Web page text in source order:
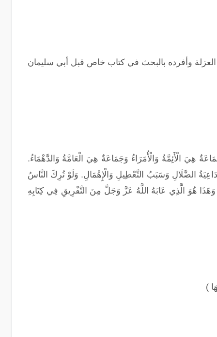
وأفرده بالبحث في كتاب خاص قبل أبي سليمان
هِيَ الْأَئِمَّةُ وَالْأُمَرَاءُ وَجَمَاعَةٌ هِيَ الْعَامَّةُ وَالدَّهْمَاءُ.
الضَّلَالِ وَسَبَبُ التَّعْطِيلِ وَالْإِهْمَالِ. وَلَوْ تُرِكَ النَّاسُ
هُوَ الَّذِي عَابَهُ اللَّهُ عَزَّ وَجَلَّ مِنَ التَّفْرِيقِ فِي كِتَابِهِ
)